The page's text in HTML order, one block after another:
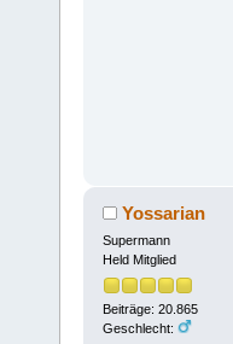
Yossarian
Supermann
Held Mitglied
Beiträge: 20.865
Geschlecht: